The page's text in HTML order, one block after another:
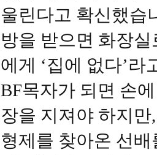
울린다고 확신했습
방을 받으면 화장
에게 ‘집에 없다’라
BF목자가 되면 손
장을 지져야 하지
형제를 찾아온 선